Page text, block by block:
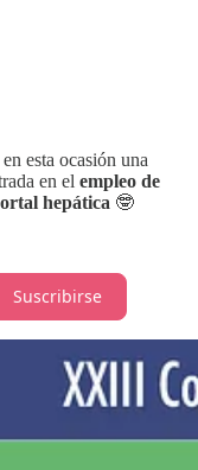
esta ocasión una
en el empleo de
hepática 🤓
Suscribirse